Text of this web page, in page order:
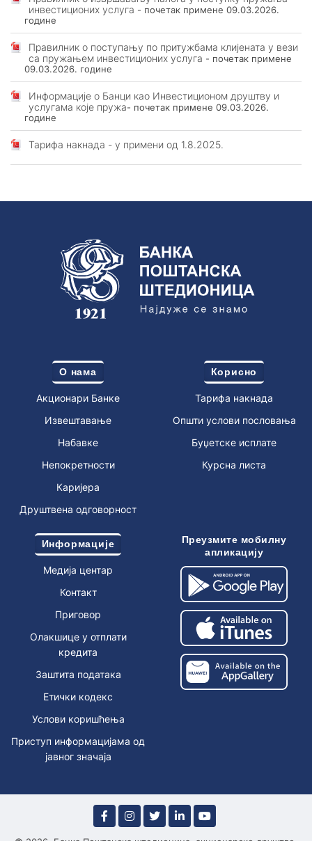
инвестиционих услуга - почетак примене 09.03.2026.
године
Правилник о поступању по притужбама клијената у вези
са пружањем инвестиционих услуга - почетак примене
09.03.2026. године
Информације о Банци као Инвестиционом друштву и
услугама које пружа- почетак примене 09.03.2026.
године
Тарифа накнада - у примени од 1.8.2025.
О нама
Акционари Банке
Извештавање
Набавке
Непокретности
Каријера
Друштвена одговорност
Корисно
Тарифа накнада
Општи услови пословања
Буџетске исплате
Курсна листа
Информације
Медија центар
Контакт
Приговор
Олакшице у отплати
кредита
Заштита података
Етички кодекс
Услови коришћења
Приступ информацијама од
јавног значаја
Преузмите мобилну
апликацију